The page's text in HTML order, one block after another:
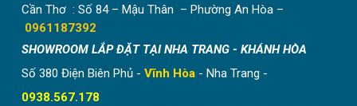
Cần Thơ : Số 84 – Mậu Thân – Phường An Hòa –
0961187392
SHOWROOM LẮP ĐẶT TẠI NHA TRANG - KHÁNH HÒA
Số 380 Điện Biên Phủ - Vĩnh Hòa - Nha Trang -
0938.567.178